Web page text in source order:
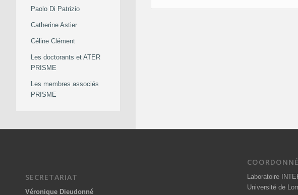
Paolo Di Patrizio
Catherine Astier
Céline Clément
Les doctorants et ATER
PRISME
Les membres associés
PRISME
SECRETARIAT
Véronique Dieudonné
Laboratoire
Université de